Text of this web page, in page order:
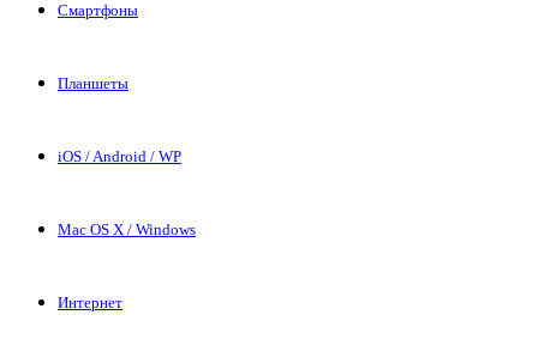
Смартфоны
Планшеты
iOS / Android / WP
Mac OS X / Windows
Интернет